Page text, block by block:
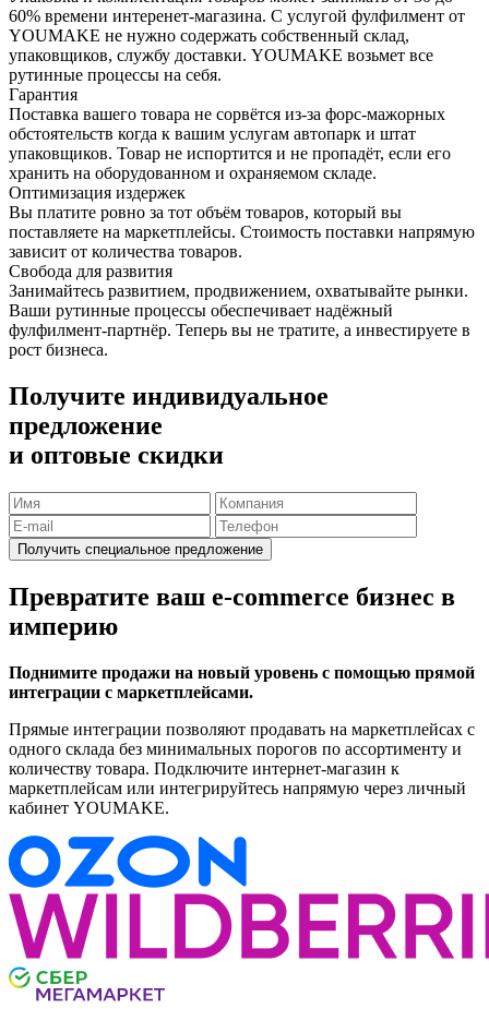
60% времени интеренет-магазина. С услугой фулфилмент от
YOUMAKE не нужно содержать собственный склад,
упаковщиков, службу доставки. YOUMAKE возьмет все
рутинные процессы на себя.
Гарантия
Поставка вашего товара не сорвётся из-за форс-мажорных
обстоятельств когда к вашим услугам автопарк и штат
упаковщиков. Товар не испортится и не пропадёт, если его
хранить на оборудованном и охраняемом складе.
Оптимизация издержек
Вы платите ровно за тот объём товаров, который вы
поставляете на маркетплейсы. Стоимость поставки напрямую
зависит от количества товаров.
Свобода для развития
Занимайтесь развитием, продвижением, охватывайте рынки.
Ваши рутинные процессы обеспечивает надёжный
фулфилмент-партнёр. Теперь вы не тратите, а инвестируете в
рост бизнеса.
Получите индивидуальное
предложение
и оптовые скидки
Получить специальное предложение
Превратите ваш e-commerce бизнес в
империю
Поднимите продажи на новый уровень с помощью прямой
интеграции с маркетплейсами.
Прямые интеграции позволяют продавать на маркетплейсах с
одного склада без минимальных порогов по ассортименту и
количеству товара. Подключите интернет-магазин к
маркетплейсам или интегрируйтесь напрямую через личный
кабинет YOUMAKE.